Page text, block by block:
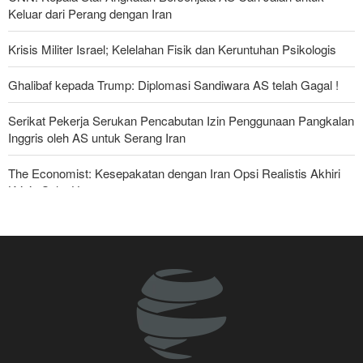
Keluar dari Perang dengan Iran
Krisis Militer Israel; Kelelahan Fisik dan Keruntuhan Psikologis
Ghalibaf kepada Trump: Diplomasi Sandiwara AS telah Gagal !
Serikat Pekerja Serukan Pencabutan Izin Penggunaan Pangkalan
Inggris oleh AS untuk Serang Iran
The Economist: Kesepakatan dengan Iran Opsi Realistis Akhiri
Krisis Selat Hormuz
dengan Rudal Balistik dan Drone
Mengapa Lobi Zionis di Amerika Tidak Lagi Seefektif Dulu?
Anggota Kongres AS Khawatirkan Dampak Menipisnya Rudal